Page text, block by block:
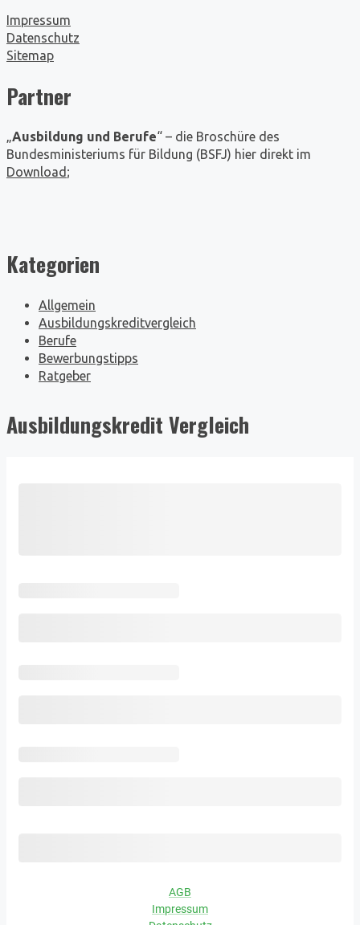
Impressum
Datenschutz
Sitemap
Partner
„Ausbildung und Berufe“ – die Broschüre des
Bundesministeriums für Bildung (BSFJ) hier direkt im
Download ;
Kategorien
Allgemein
Ausbildungskreditvergleich
Berufe
Bewerbungstipps
Ratgeber
Ausbildungskredit Vergleich